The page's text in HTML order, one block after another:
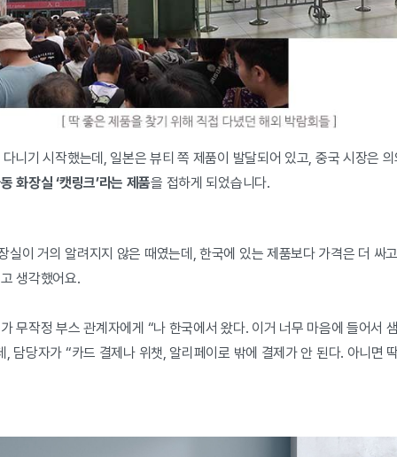
니기 시작했는데, 일본은 뷰티 쪽 제품이 발달되어 있고, 중국 시장은
화장실 ‘캣링크’라는 제품을 접하게 되었습니다.
실이 거의 알려지지 않은 때였는데, 한국에 있는 제품보다 가격은 더 싸
생각했어요.
무작정 부스 관계자에게 “나 한국에서 왔다. 이거 너무 마음에 들어서
, 담당자가 “카드 결제나 위챗, 알리페이로 밖에 결제가 안 된다. 아니면